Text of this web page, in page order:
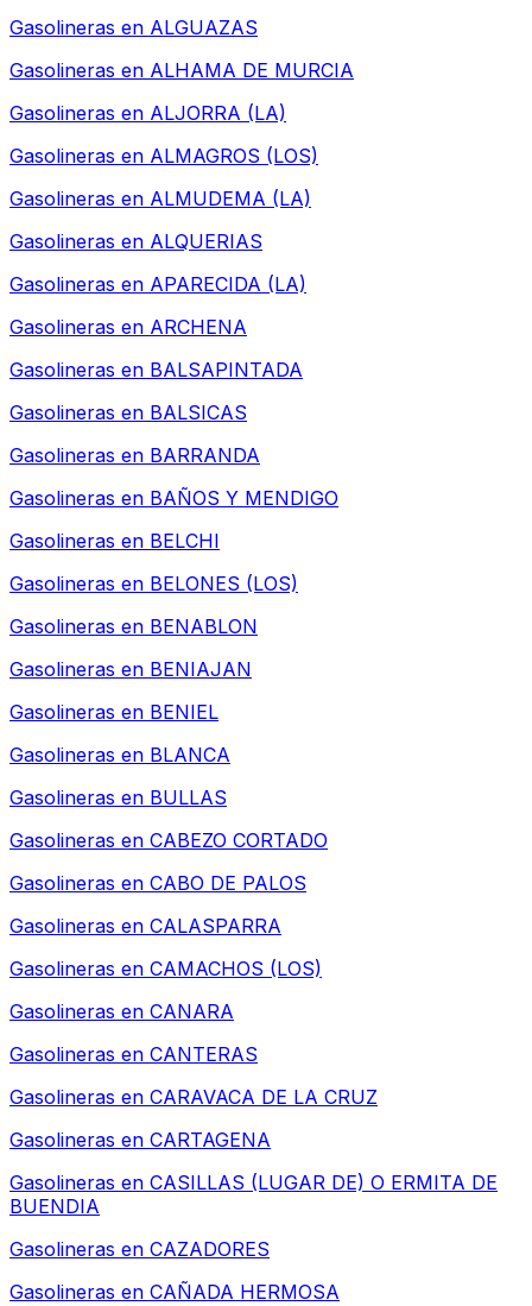
Gasolineras en ALGUAZAS
Gasolineras en ALHAMA DE MURCIA
Gasolineras en ALJORRA (LA)
Gasolineras en ALMAGROS (LOS)
Gasolineras en ALMUDEMA (LA)
Gasolineras en ALQUERIAS
Gasolineras en APARECIDA (LA)
Gasolineras en ARCHENA
Gasolineras en BALSAPINTADA
Gasolineras en BALSICAS
Gasolineras en BARRANDA
Gasolineras en BAÑOS Y MENDIGO
Gasolineras en BELCHI
Gasolineras en BELONES (LOS)
Gasolineras en BENABLON
Gasolineras en BENIAJAN
Gasolineras en BENIEL
Gasolineras en BLANCA
Gasolineras en BULLAS
Gasolineras en CABEZO CORTADO
Gasolineras en CABO DE PALOS
Gasolineras en CALASPARRA
Gasolineras en CAMACHOS (LOS)
Gasolineras en CANARA
Gasolineras en CANTERAS
Gasolineras en CARAVACA DE LA CRUZ
Gasolineras en CARTAGENA
Gasolineras en CASILLAS (LUGAR DE) O ERMITA DE
BUENDIA
Gasolineras en CAZADORES
Gasolineras en CAÑADA HERMOSA